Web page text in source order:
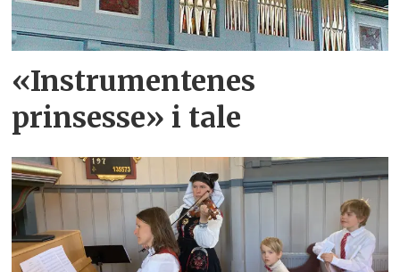
«Instrumentenes
prinsesse» i tale